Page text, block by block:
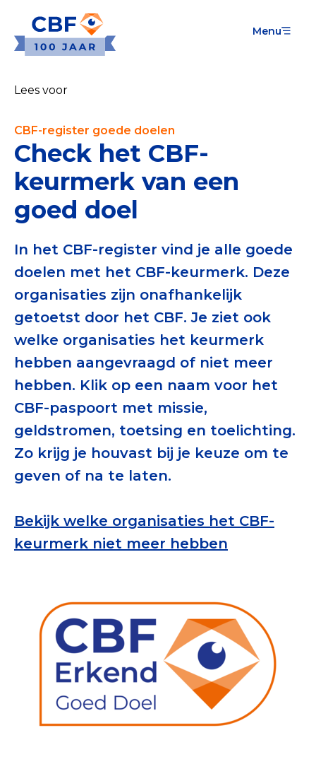
Menu
Goede Doelen
CBF-Erkenning aanvragen
Tarieven CBF-Erkenning
Publiek
Veilig geven met het CBF-keurmerk
Check het CBF-keurmerk van een goed doel
Download de Geef Gerust Checklist
Tips bij doneren: zo geef je veilig
Data & Onderzoek
Betrouwbare data over goede doelen
CBF-publicaties
State of the Sector
Het Nederlandse Donateurspanel
Contact & Signalen
Collecterooster/wervingrooster
Nieuws
Lees voor
CBF-register goede doelen
Check het CBF-
keurmerk van een
goed doel
In het CBF-register vind je alle goede
doelen met het CBF-keurmerk. Deze
organisaties zijn onafhankelijk
getoetst door het CBF. Je ziet ook
welke organisaties het keurmerk
hebben aangevraagd of niet meer
hebben. Klik op een naam voor het
CBF-paspoort met missie,
geldstromen, toetsing en toelichting.
Zo krijg je houvast bij je keuze om te
geven of na te laten.
Bekijk welke organisaties het CBF-
keurmerk niet meer hebben